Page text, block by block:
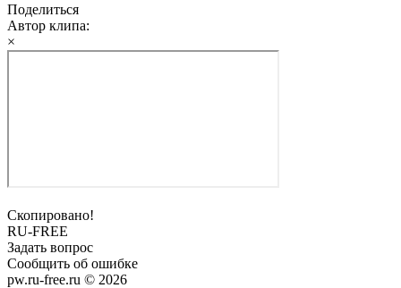
Поделиться
Автор клипа:
×
Скопировано!
RU-FREE
Задать вопрос
Сообщить об ошибке
pw.ru-free.ru © 2026